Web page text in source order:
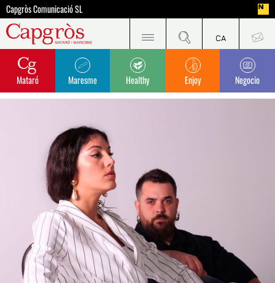
Capgròs Comunicació SL
Mataró Maresme Healthy Enjoy Negocio